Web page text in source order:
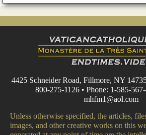
4425 Schneider Road, Fillmore, NY
800-275-1126 • Phone: 1-585-
mhfm1@aol.com
Unless otherwise specified, the articles,
images, and other creative works on this